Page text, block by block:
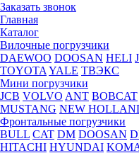
Заказать звонок
Главная
Каталог
Вилочные погрузчики
DAEWOO DOOSAN HELI
TOYOTA YALE ТВЭКС
Мини погрузчики
JCB VOLVO ANT BOBCAT
MUSTANG NEW
Фронтальные погрузчики
BULL CAT DM DOOSAN
HITACHI HYUNDAI